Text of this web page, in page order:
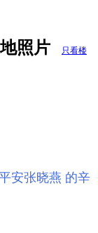
照片 只看楼
安张晓燕 的辛